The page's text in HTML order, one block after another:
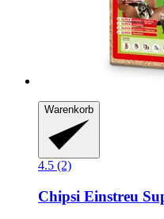
Warenkorb
4.5 (2)
Chipsi Einstreu